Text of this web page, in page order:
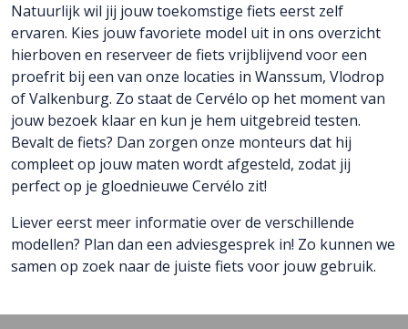
Natuurlijk wil jij jouw toekomstige fiets eerst zelf
ervaren. Kies jouw favoriete model uit in ons overzicht
hierboven en reserveer de fiets vrijblijvend voor een
proefrit bij een van onze locaties in Wanssum, Vlodrop
of Valkenburg. Zo staat de Cervélo op het moment van
jouw bezoek klaar en kun je hem uitgebreid testen.
Bevalt de fiets? Dan zorgen onze monteurs dat hij
compleet op jouw maten wordt afgesteld, zodat jij
perfect op je gloednieuwe Cervélo zit!
Liever eerst meer informatie over de verschillende
modellen? Plan dan een adviesgesprek in! Zo kunnen we
samen op zoek naar de juiste fiets voor jouw gebruik.